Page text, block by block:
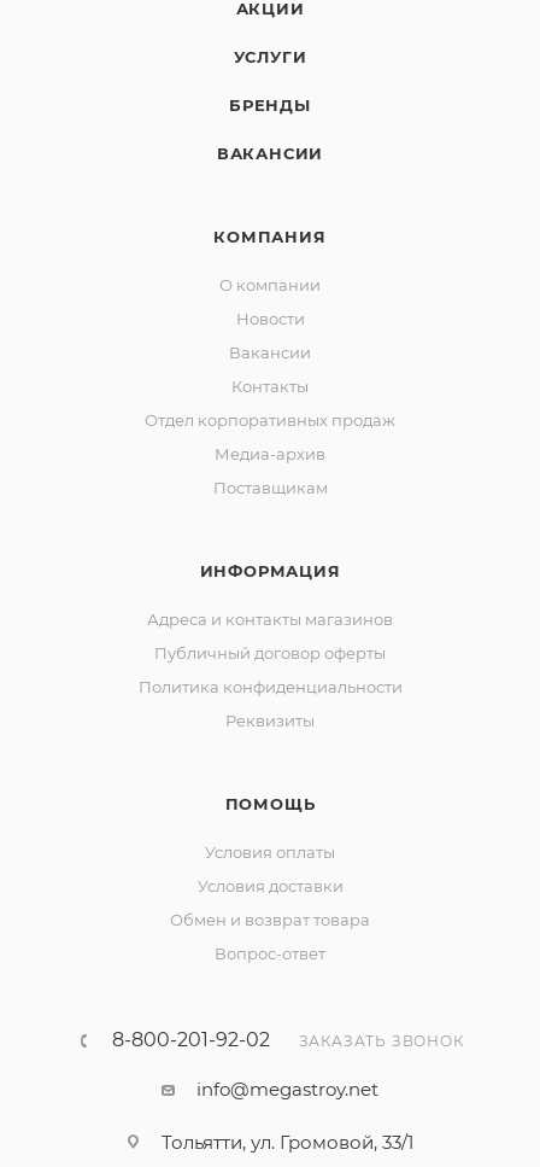
АКЦИИ
УСЛУГИ
БРЕНДЫ
ВАКАНСИИ
КОМПАНИЯ
О компании
Новости
Вакансии
Контакты
Отдел корпоративных продаж
Медиа-архив
Поставщикам
ИНФОРМАЦИЯ
Адреса и контакты магазинов
Публичный договор оферты
Политика конфиденциальности
Реквизиты
ПОМОЩЬ
Условия оплаты
Условия доставки
Обмен и возврат товара
Вопрос-ответ
8-800-201-92-02 ЗАКАЗАТЬ ЗВОНОК
info@megastroy.net
Тольятти, ул. Громовой, 33/1